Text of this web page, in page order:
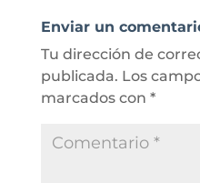
Enviar un
Tu dirección de
publicada. Los
marcados con *